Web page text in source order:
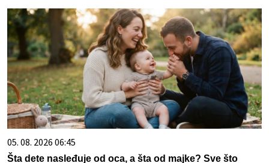
05. 08. 2026 06:45
Šta dete nasleđuje od oca, a šta od majke? Sve što